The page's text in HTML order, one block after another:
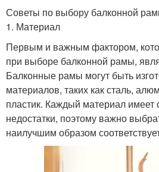
Советы по выбору балконной
1. Материал
Первым и важным фактором,
при выборе балконной рамы,
Балконные рамы могут быть
материалов, таких как сталь,
пластик. Каждый материал
недостатки, поэтому важно
наилучшим образом